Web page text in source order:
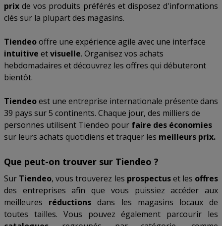
prix de vos produits préférés et disposez d'informations
clés sur la plupart des magasins.
Tiendeooffre une expérience agile avec une interface
intuitive etvisuelle. Organisez vos achats
hebdomadaires et découvrez les offres qui débuteront
bientôt.
Tiendeoest une entreprise internationale présente dans
39 pays sur 5 continents. Chaque jour, des milliers de
personnes utilisent Tiendeo pour faire des économies
sur leurs achats quotidiens et traquer les meilleurs prix.
Que peut-on trouver sur Tiendeo ?
Sur Tiendeo, vous trouverez les prospectuset les offres
des entreprises afin que vous puissiez accéder aux
meilleures réductions dans les magasins locaux de
toutes tailles. Vous pouvez également parcourir les